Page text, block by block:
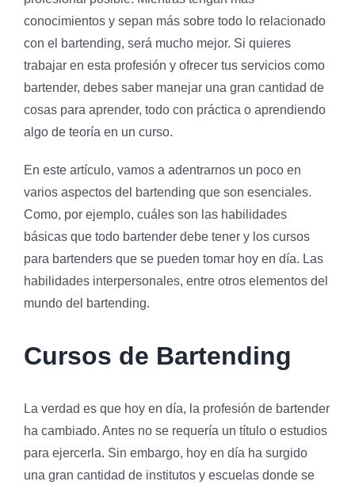
conocimientos y sepan más sobre todo lo relacionado
con el bartending, será mucho mejor. Si quieres
trabajar en esta profesión y ofrecer tus servicios como
bartender, debes saber manejar una gran cantidad de
cosas para aprender, todo con práctica o aprendiendo
algo de teoría en un curso.
En este artículo, vamos a adentrarnos un poco en
varios aspectos del bartending que son esenciales.
Como, por ejemplo, cuáles son las habilidades
básicas que todo bartender debe tener y los cursos
para bartenders que se pueden tomar hoy en día. Las
habilidades interpersonales, entre otros elementos del
mundo del bartending.
Cursos de Bartending
La verdad es que hoy en día, la profesión de bartender
ha cambiado. Antes no se requería un título o estudios
para ejercerla. Sin embargo, hoy en día ha surgido
una gran cantidad de institutos y escuelas donde se